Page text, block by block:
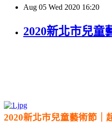
Aug 05 Wed 2020 16:20
2020新北市兒童
2020新北市兒童藝術節｜